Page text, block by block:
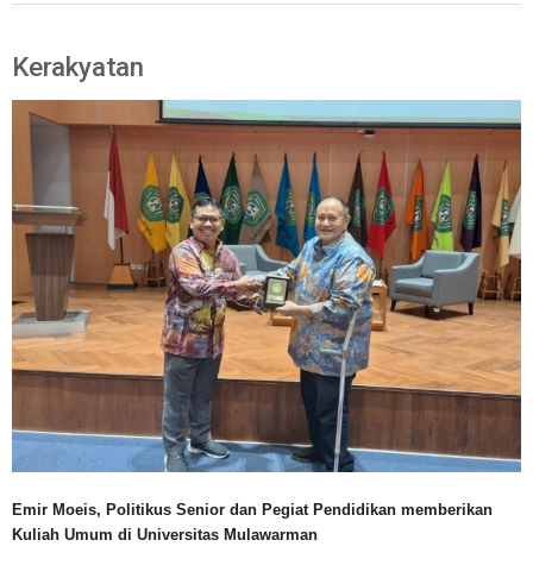
Kerakyatan
Emir Moeis, Politikus Senior dan Pegiat Pendidikan memberikan
Kuliah Umum di Universitas Mulawarman